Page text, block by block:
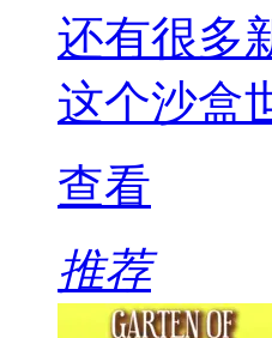
还有很多
这个沙盒
查看
推荐